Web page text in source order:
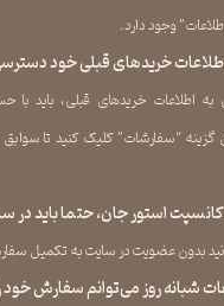
وجود دارد.​​​​​​​
اطلاعات خریدهای قبلی خود
اطلاعات خریدهای قبلی، باید با
“سفارشات” کلیک کنید تا سوابق
کانسپت استور جان، حتما باید
بدون عضویت در سایت به تکمیل
شبانه روز می‌توانم سفارش خود